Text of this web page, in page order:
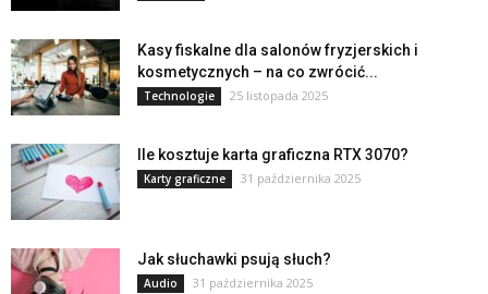
Kasy fiskalne dla salonów fryzjerskich i
kosmetycznych – na co zwrócić...
Technologie 25 listopada 2025
Ile kosztuje karta graficzna RTX 3070?
Karty graficzne 31 października 2025
Jak słuchawki psują słuch?
Audio 31 października 2025